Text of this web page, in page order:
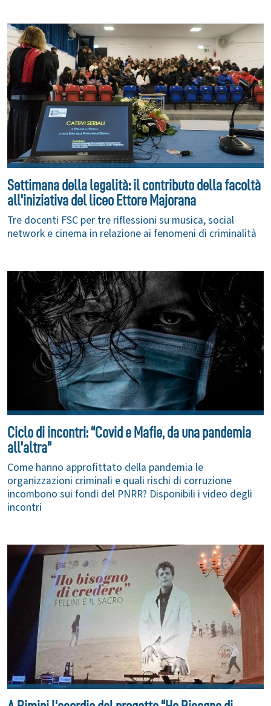
Settimana della legalità: il contributo della facoltà
all'iniziativa del liceo Ettore Majorana
Tre docenti FSC per tre riflessioni su musica, social
network e cinema in relazione ai fenomeni di criminalità
Ciclo di incontri: “Covid e Mafie, da una pandemia
all'altra”
Come hanno approfittato della pandemia le
organizzazioni criminali e quali rischi di corruzione
incombono sui fondi del PNRR? Disponibili i video degli
incontri